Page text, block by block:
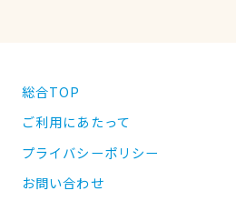
総合TOP
ご利用にあたって
プライバシーポリシー
お問い合わせ